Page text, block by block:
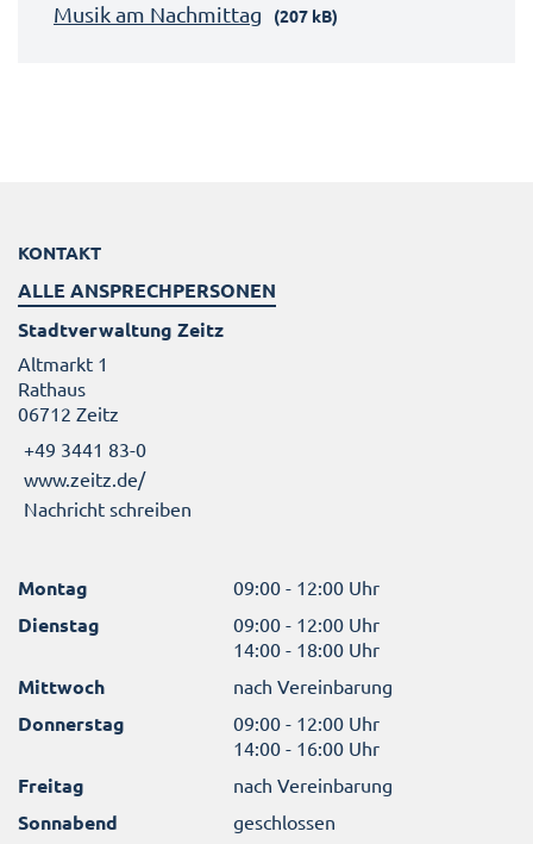
Musik am Nachmittag (207 kB)
KONTAKT
ALLE ANSPRECHPERSONEN
Stadtverwaltung Zeitz
Altmarkt 1
Rathaus
06712 Zeitz
+49 3441 83-0
www.zeitz.de/
Nachricht schreiben
Montag 09:00 - 12:00 Uhr
Dienstag
09:00 - 12:00 Uhr
14:00 - 18:00 Uhr
Mittwoch nach Vereinbarung
Donnerstag
09:00 - 12:00 Uhr
14:00 - 16:00 Uhr
Freitag nach Vereinbarung
Sonnabend geschlossen